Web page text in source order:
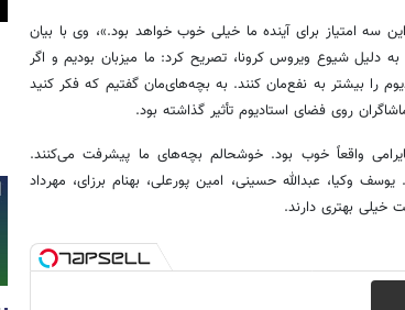
سه امتیاز برای آینده ما خیلی خوب خواهد بود.»، وی با بیان
دلیل شیوع ویروس کرونا، تصریح کرد: ما میزبان بودیم و اگر
را بیشتر به نفع‌مان کنند. به بچه‌های‌مان گفتیم که فکر کنید
روی فضای استادیوم تأثیر گذاشته بود.
واقعاً خوب بود. خوشحالم بچه‌های ما پیشرفت می‌کنند.
وکیا، عبدالله حسینی، امین پورعلی، بهنام برزای، مهرداد
خیلی بهتری دارند.